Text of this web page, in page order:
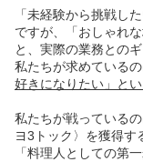
「未経験から挑戦し
ですが、「おしゃれ
と、実際の業務との
私たちが求めている
好きになりたい」と
私たちが戦っている
ヨ3トック〉を獲得す
「料理人としての第